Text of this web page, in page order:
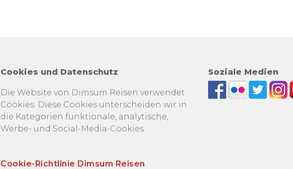
Cookies und Datenschutz
Die Website von Dimsum Reisen verwendet
Cookies. Diese Cookies unterscheiden wir in
die Kategorien funktionale, analytische,
Werbe- und Social-Media-Cookies.
Cookie-Richtlinie Dimsum Reisen
Soziale Medien